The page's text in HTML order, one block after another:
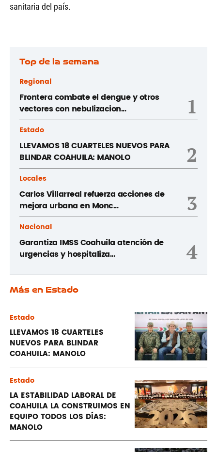
sanitaria del país.
Top de la semana
Regional
Frontera combate el dengue y otros
vectores con nebulizacion...
1
Estado
LLEVAMOS 18 CUARTELES NUEVOS PARA
BLINDAR COAHUILA: MANOLO
2
Locales
Carlos Villarreal refuerza acciones de
mejora urbana en Monc...
3
Nacional
Garantiza IMSS Coahuila atención de
urgencias y hospitaliza...
4
Más en Estado
Estado
LLEVAMOS 18 CUARTELES
NUEVOS PARA BLINDAR
COAHUILA: MANOLO
Estado
LA ESTABILIDAD LABORAL DE
COAHUILA LA CONSTRUIMOS EN
EQUIPO TODOS LOS DÍAS:
MANOLO